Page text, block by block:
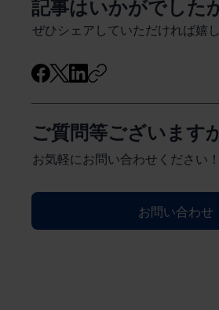
ぜひシェアしていただければ嬉
ご質問等ございます
お気軽にお問い合わせください！
お問い合わせ